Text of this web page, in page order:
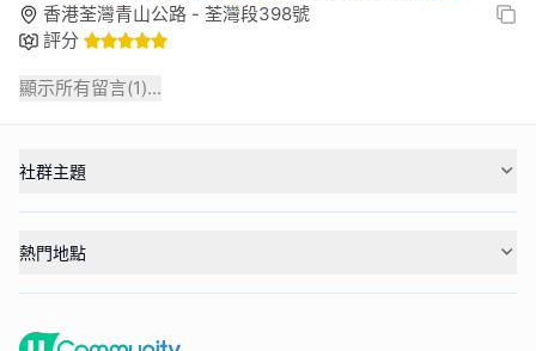
香港荃灣青山公路 - 荃灣段398號
評分
顯示所有留言(1)...
社群主題
熱門地點